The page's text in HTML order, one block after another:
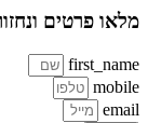
פרטים ונחזור